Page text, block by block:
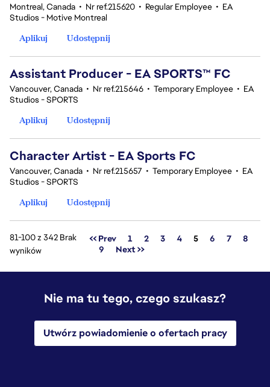
Montreal, Canada • Nr ref.215620 • Regular Employee • EA
Studios - Motive Montreal
Aplikuj
Udostępnij
Assistant Producer - EA SPORTS™ FC
Vancouver, Canada • Nr ref.215646 • Temporary Employee • EA
Studios - SPORTS
Aplikuj
Udostępnij
Character Artist - EA Sports FC
Vancouver, Canada • Nr ref.215657 • Temporary Employee • EA
Studios - SPORTS
Aplikuj
Udostępnij
81-100 z 342 Brak
wyników
<< Prev 1 2 3 4 Strona
5 6 7
8
9
Next >>
Nie ma tu tego, czego szukasz?
Utwórz powiadomienie o ofertach pracy